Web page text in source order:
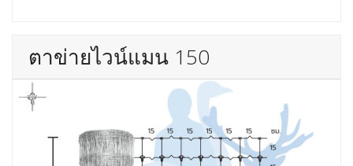
ตาข่ายไวน์แมน 150